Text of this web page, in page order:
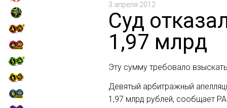
3 апреля 2012
Суд
1,97 млрд
Эту сумму требовало
Девятый арбитражный
1,97 млрд рублей, сообщает